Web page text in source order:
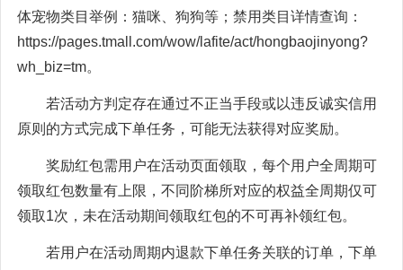
体宠物类目举例：猫咪、狗狗等；禁用类目详情查询：
https://pages.tmall.com/wow/lafite/act/hongbaojinyong?
wh_biz=tm。
若活动方判定存在通过不正当手段或以违反诚实信用
原则的方式完成下单任务，可能无法获得对应奖励。
奖励红包需用户在活动页面领取，每个用户全周期可
领取红包数量有上限，不同阶梯所对应的权益全周期仅可
领取1次，未在活动期间领取红包的不可再补领红包。
若用户在活动周期内退款下单任务关联的订单，下单